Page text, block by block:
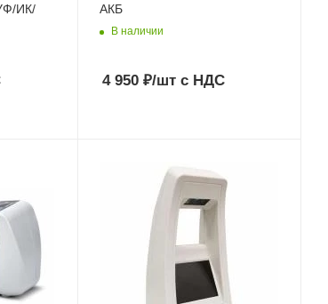
ИК/
АКБ
В наличии
4 950₽/штс НДС